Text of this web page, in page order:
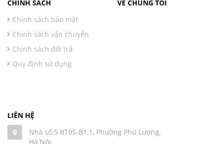
CHÍNH SÁCH
Chính sách bảo mật
Chính sách vận chuyển
Chính sách đổi trả
Quy định sử dụng
VỀ CHÚNG TÔI
LIÊN HỆ
Nhà số 5 BT05-B1.1, Phường Phú Lương,
Hà Nội.